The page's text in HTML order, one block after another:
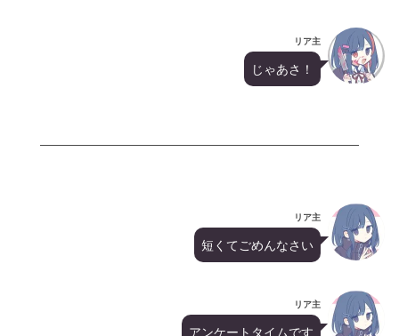
リア主
じゃあさ！
リア主
短くてごめんなさい
リア主
アンケートタイムです